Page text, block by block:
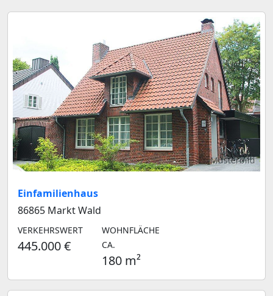
Musterbild
Einfamilienhaus
86865 Markt Wald
VERKEHRSWERT
445.000 €
WOHNFLÄCHE
CA.
180 m²